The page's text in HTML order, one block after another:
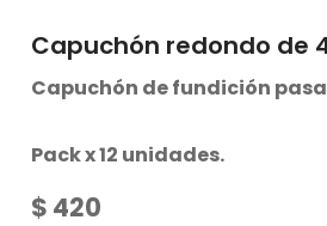
Capuchón redondo de
Capuchón de fundición
Pack x 12 unidades.
$ 420